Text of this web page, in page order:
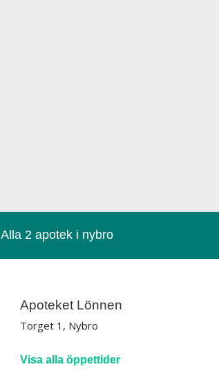
Alla 2 apotek i nybro
Apoteket Lönnen
Torget 1, Nybro
Visa alla öppettider